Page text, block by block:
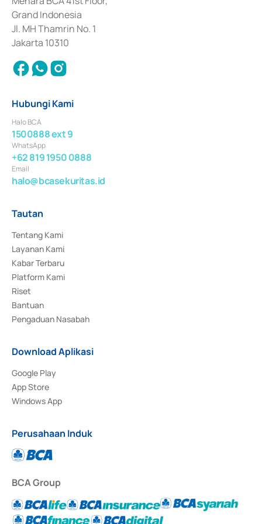
Surat Berharga Komersial yang izinnya diterbitkan pada tahun 2018.
Grand Indonesia
Jl. MH Thamrin No. 1
Jakarta 10310
Hubungi Kami
Halo BCA
1500888 ext 9
WhatsApp
+62 819 1950 0888
Email
halo@bcasekuritas.id
Tautan
Tentang Kami
Layanan Kami
Kabar Terbaru
Platform Kami
Riset
Bantuan
Pengaduan Nasabah
Download Aplikasi
Google Play
App Store
Windows App
Perusahaan Induk
BCA Group